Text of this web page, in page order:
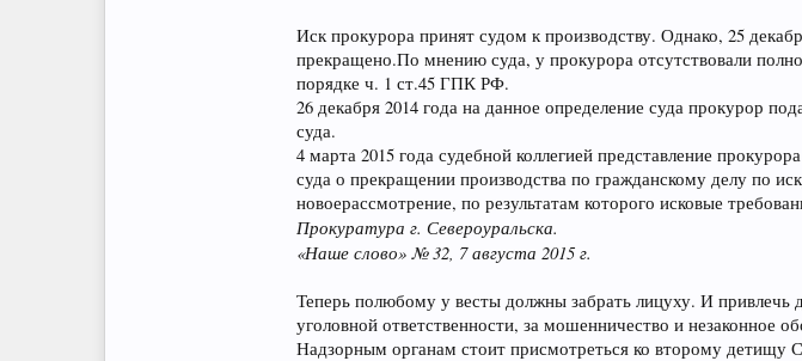
Иск прокурора принят судом к производству. Однако, 25
прекращено.По мнению суда, у прокурора отсутствовали
порядке ч. 1 ст.45 ГПК РФ.
26 декабря 2014 года на данное определение суда прокурор
суда.
4 марта 2015 года судебной коллегией представление
суда о прекращении производства по гражданскому делу по
новоерассмотрение, по результатам которого исковые
Прокуратура г. Североуральска.
«Наше слово» № 32, 7 августа 2015 г.
Теперь полюбому у весты должны забрать лицуху. И привлечь
уголовной ответственности, за мошенничество и незаконное
Надзорным органам стоит присмотреться ко второму детищу